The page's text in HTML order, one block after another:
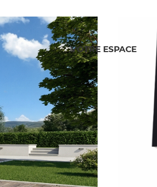
VOTRE ESPACE